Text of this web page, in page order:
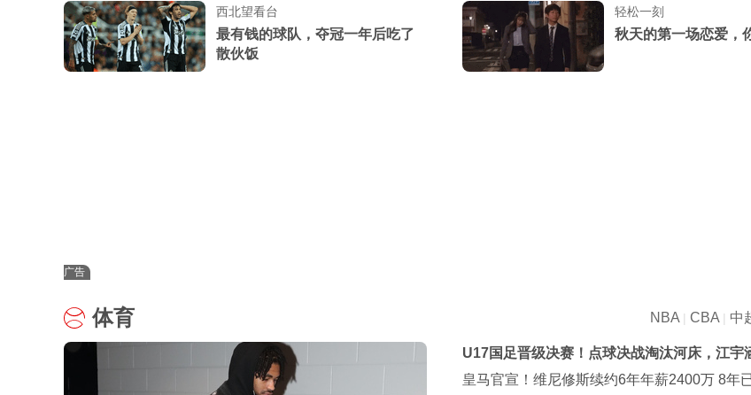
西北望看台
最有钱的球队，夺冠一年后吃了
散伙饭
轻松一刻
秋天的第一场恋爱，
广告
体育 NBA | CBA | 中
U17国足晋级决赛！点球决战淘汰河床，江宇
点，再战阿森纳
皇马官宣！维尼修斯续约6年年薪2400万 8年